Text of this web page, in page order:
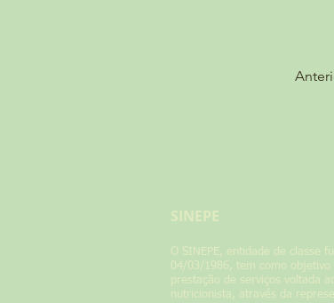
SINEPE
​O SINEPE, entidade de classe
04/03/1986, tem como objetivo
prestação de serviços voltada
nutricionista, através da